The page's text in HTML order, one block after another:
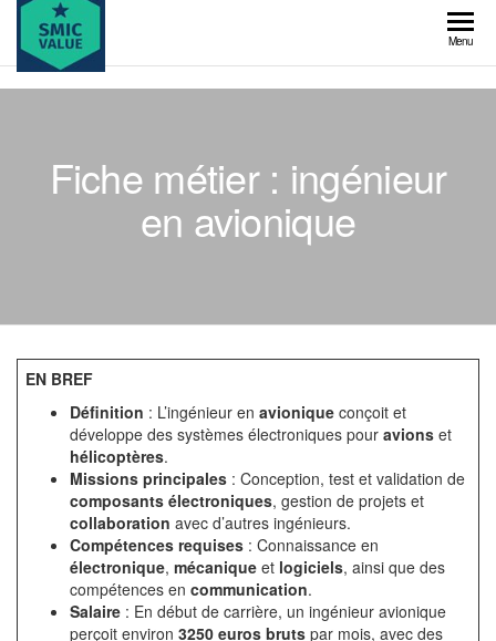
Skip
the
content
value
Menu
Fiche métier : ingénieur
en avionique
EN BREF
Définition : L’ingénieur en avionique conçoit et
développe des systèmes électroniques pour avions et
hélicoptères.
Missions principales : Conception, test et validation de
composants électroniques, gestion de projets et
collaboration avec d’autres ingénieurs.
Compétences requises : Connaissance en
électronique, mécanique et logiciels, ainsi que des
compétences en communication.
Salaire : En début de carrière, un ingénieur avionique
perçoit environ 3250 euros bruts par mois, avec des